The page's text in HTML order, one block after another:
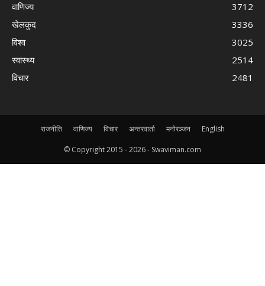
वाणिज्य
3712
खेलकुद
3336
विश्व
3025
स्वास्थ्य
2514
विचार
2481
राजनीति वाणिज्य विचार अन्तरवार्ता मनोरञ्जन English
© Copyright 2015 -2026 - Swaviman.com